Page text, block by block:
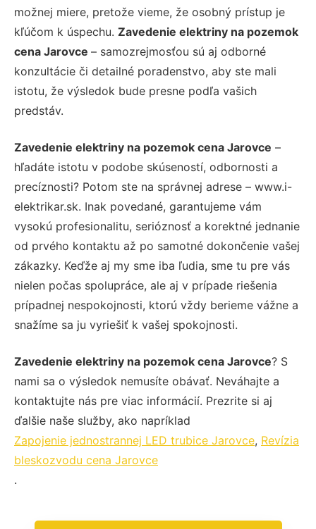
možnej miere, pretože vieme, že osobný prístup je
kľúčom k úspechu. Zavedenie elektriny na pozemok
cena Jarovce – samozrejmosťou sú aj odborné
konzultácie či detailné poradenstvo, aby ste mali
istotu, že výsledok bude presne podľa vašich
predstáv.
Zavedenie elektriny na pozemok cena Jarovce –
hľadáte istotu v podobe skúseností, odbornosti a
precíznosti? Potom ste na správnej adrese – www.i-
elektrikar.sk. Inak povedané, garantujeme vám
vysokú profesionalitu, serióznosť a korektné jednanie
od prvého kontaktu až po samotné dokončenie vašej
zákazky. Keďže aj my sme iba ľudia, sme tu pre vás
nielen počas spolupráce, ale aj v prípade riešenia
prípadnej nespokojnosti, ktorú vždy berieme vážne a
snažíme sa ju vyriešiť k vašej spokojnosti.
Zavedenie elektriny na pozemok cena Jarovce? S
nami sa o výsledok nemusíte obávať. Neváhajte a
kontaktujte nás pre viac informácií. Prezrite si aj
ďalšie naše služby, ako napríklad
Zapojenie jednostrannej LED trubice Jarovce, Revízia
bleskozvodu cena Jarovce
.